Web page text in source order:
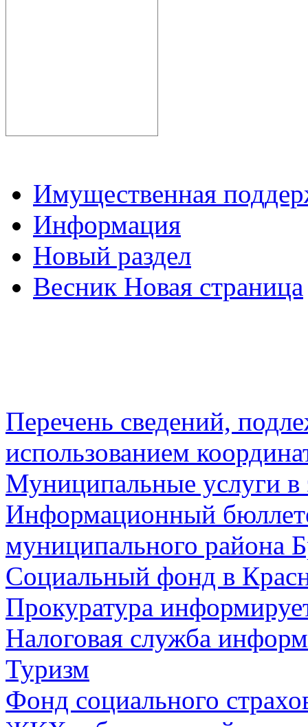
Имущественная
Информация
Новый раздел
Весник Новая страница
Перечень сведений,
использованием
Муниципальные услуги в
Информационный
муниципального района
Социальный фонд в
Прокуратура
Налоговая служба
Туризм
Фонд социального